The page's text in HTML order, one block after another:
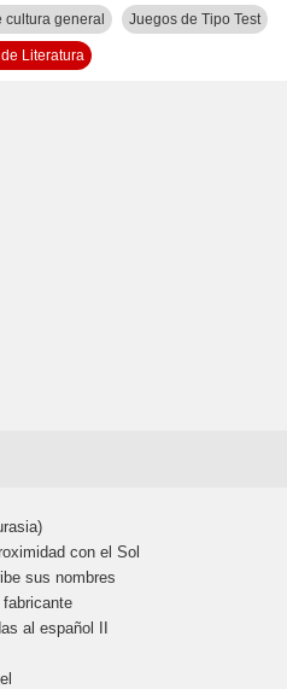
cultura general Juegos de Tipo Test
Literatura
con el Sol
sus nombres
al español II